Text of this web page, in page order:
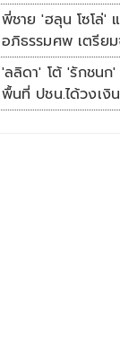
พี่ชาย 'ฮลุน โซโล่'
อภิธรรมศพ เตรีย
ส.ค.
'ลลิดา' โต้ 'รักชนก
พื้นที่ ปชน.ได้วงเงิ